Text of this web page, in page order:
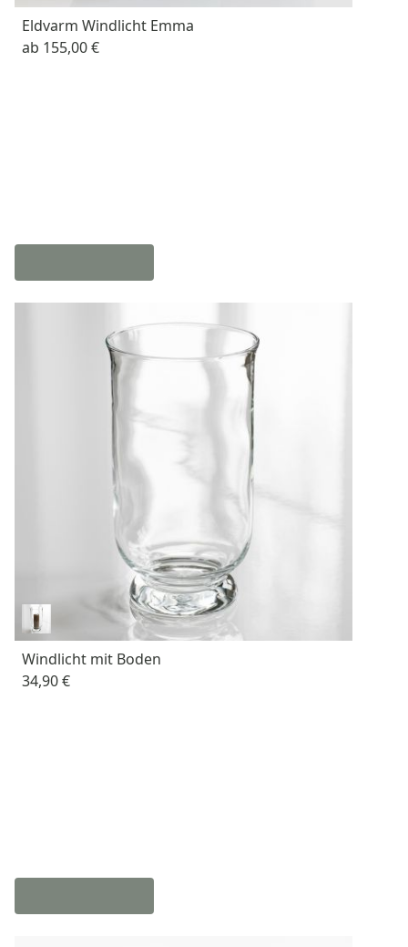
Eldvarm Windlicht Emma
ab 155,00 €
Windlicht mit Boden
34,90 €